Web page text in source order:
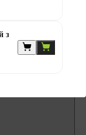
з